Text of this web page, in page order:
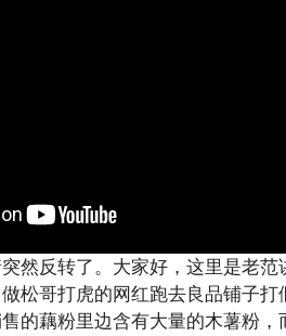
然反转了。大家好，这里是老
松哥打虎的网红跑去良品铺子打
的藕粉里边含有大量的木薯粉